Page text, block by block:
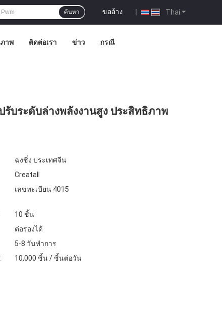
Thai
ขออ้าง |
ค้นหา
าพ ติดต่อเรา ข่าว กรณี
รับระดับล่างพลังงานสูง ประสิทธิภาพ
ฉงชิ่ง ประเทศจีน
Creatall
เลขทะเบียน 4015
10 ชิ้น
ต่อรองได้
5-8 วันทำการ
10,000 ชิ้น / ชิ้นต่อวัน